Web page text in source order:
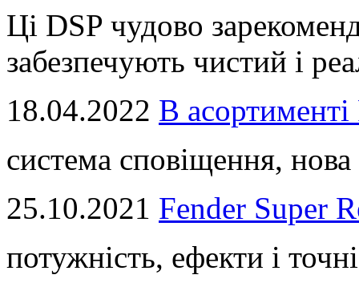
Ці DSP чудово
забезпечують чистий і
18.04.2022 В
система сповіщення,
25.10.2021 Fender Super
потужність, ефекти і